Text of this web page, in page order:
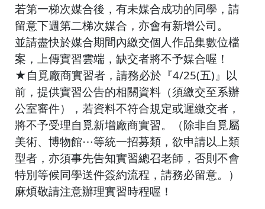
若第一梯次媒合後，有未媒合成功的同學，請
留意下週第二梯次媒合，亦會有新增公司。
並請盡快於媒合期間內繳交個人作品集數位檔
案，上傳實習雲端，缺交者將不予媒合喔！
★自覓廠商實習者，請務必於『4/25(五)』以
前，提供實習公告的相關資料（須繳交至系辦
公室審件），若資料不符合規定或遲繳交者，
將不予受理自覓新增廠商實習。（除非自覓屬
美術、博物館⋯等統一招募類，欲申請以上類
型者，亦須事先告知實習總召老師，否則不會
特別等候同學送件簽約流程，請務必留意。）
麻煩敬請注意辦理實習時程喔！